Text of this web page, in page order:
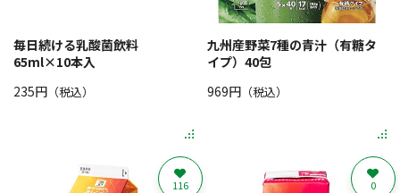
毎日続ける乳酸菌飲料
65ml×10本入
235円 （税込）
九州産野菜7種の青汁（有糖タ
イプ）40包
969円（税込）
116 0